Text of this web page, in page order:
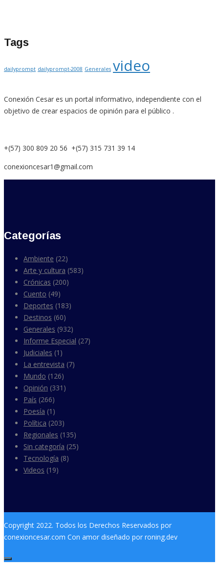
Tags
dailyprompt dailyprompt-2008 Generales video
Conexión Cesar es un portal informativo, independiente con el
objetivo de crear espacios de opinión para el público .
+(57) 300 809 20 56 +(57) 315 731 39 14
conexioncesar1@gmail.com
Categorías
Ambiente (22)
Arte y cultura (583)
Crónicas (200)
Cuento (49)
Deportes (183)
Destinos (60)
Generales (932)
Informe Especial (27)
Judiciales (1)
La entrevista (7)
Mundo (126)
Opinión (331)
País (266)
Poesía (1)
Política (203)
Regionales (135)
Sin categoría (25)
Tecnología (8)
Videos (19)
Copyright 2022. Todos los Derechos Reservados por
conexioncesar.com Con amor diseñado por roning.dev